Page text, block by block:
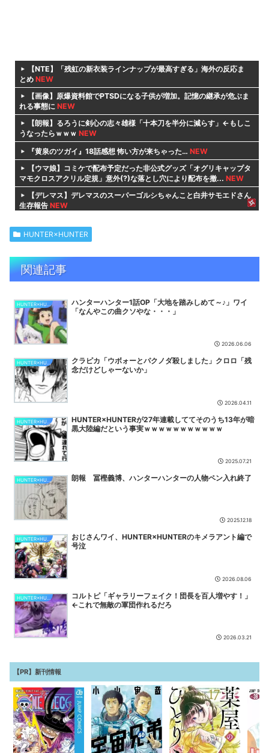
【NTE】「残虹の新衣装ラインナップが最高すぎる」海外の反応ま
とめ NEW
【画像】原爆資料館でPTSDになる子供が増加。記憶の継承が危ぶま
れる事態に NEW
【朗報】るろうに剣心の志々雄様「十本刀を半分に減らす」←もしこ
うなったらｗｗｗ NEW
『黄泉のツガイ』18話感想 怖い方が来ちゃった… NEW
【ウマ娘】コミケで配布予定だった非公式グッズ「オグリキャップタ
マモクロスアクリル定規」意外(?)な落とし穴により配布を撤... NEW
【デレマス】デレマスのスーパーゴルシちゃんこと白井サモエドさん
生存報告 NEW
【朗報】ホロライブ、配信しなくても月収1500万円の超ホワイト企
ワンピース尾田っち「僕とその辺の連載作家は同じく『漫画家』と呼
ばれるけど、それが不満で。」
は害悪。障害者に関わると損をするのは事実。」 NEW
【NTE】Ver.1.3予告配信の4つの交換コード情報に海外の反応まと
め！ NEW
【衝撃】マチアプで会う約束してた相手に『この返信』送ったらブロ
ックされた結果ｗｗｗｗｗ NEW
【NTE まとめ】ウォーレン・メモリーはガチ攻略要素あり？それと
もネタ？スレ民の反応と噂を徹底検証！
【速報】『プリコネ』×『ウマ娘』コラボ決定！！デレステともコラ
カラオケボックスで15歳少女に飲酒させ性的暴行 54歳男逮捕
NEW
【ウマ娘】タイトルホルダーの中の人がタイトルホルダーのカードを
【NTE】1.3前半ガチャは残虹とナナリ復刻！後半はリンコとほとり
復刻！ NEW
15歳の女子、富野監督にナフサ不足について質問してしまい無事
『反米』思想を叩き込まれる！「アメリカは目的が明快でない戦争...
【ウマ娘】学業が怪しいウマ娘と言えば？
【画像】ハンターハンターさん、ガチで最強の新能力を登場させてし
まうｗｗｗｗｗｗｗ
HUNTER×HUNTER
関連記事
ハンターハンター1話OP「大地を踏みしめて～♪」ワイ
「なんやこの曲クソやな・・・」
2026.06.06
HUNTER×HUNTER
クラピカ「ウボォーとパクノダ殺しました」クロロ「残
念だけどしゃーないか」
2026.04.11
HUNTER×HUNTERが27年連載しててそのうち13年が暗
黒大陸編だという事実ｗｗｗｗｗｗｗｗｗｗｗ
2025.07.21
HUNTER×HUNTER 朗報 冨樫義博、ハンターハンターの人物ペン入れ終了
2025.12.18
HUNTER×HUNTER
おじさんワイ、HUNTER×HUNTERのキメラアント編で
号泣
2026.08.06
コルトピ「ギャラリーフェイク！団長を百人増やす！」
←これで無敵の軍団作れるだろ
2026.03.21
【PR】新刊情報